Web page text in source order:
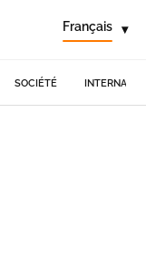
Français ▾
SOCIÉTÉ